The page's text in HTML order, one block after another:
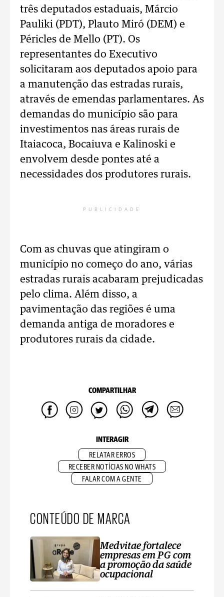
três deputados estaduais, Márcio
Pauliki (PDT), Plauto Miró (DEM) e
Péricles de Mello (PT). Os
representantes do Executivo
solicitaram aos deputados apoio para
a manutenção das estradas rurais,
através de emendas parlamentares. As
demandas do município são para
investimentos nas áreas rurais de
Itaiacoca, Bocaiuva e Kalinoski e
envolvem desde pontes até a
necessidades dos produtores rurais.
PUBLICIDADE
Com as chuvas que atingiram o
município no começo do ano, várias
estradas rurais acabaram prejudicadas
pelo clima. Além disso, a
pavimentação das regiões é uma
demanda antiga de moradores e
produtores rurais da cidade.
COMPARTILHAR
INTERAGIR
RELATAR ERROS
RECEBER NOTÍCIAS NO WHATS
FALAR COM A GENTE
CONTEÚDO DE MARCA
Medvitae fortalece
empresas em PG com
a promoção da saúde
ocupacional